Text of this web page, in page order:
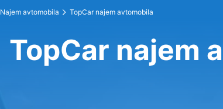
Najem avtomobila TopCar najem avtomobila
TopCar najem